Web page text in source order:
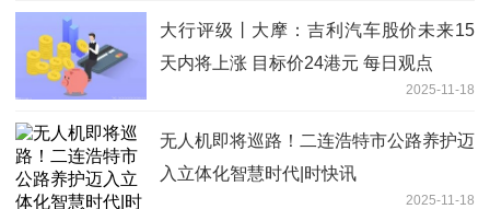
大行评级丨大摩：吉利汽车股价未来15
天内将上涨 目标价24港元 每日观点
2025-11-18
无人机即将巡路！二连浩特市公路养护迈
入立体化智慧时代|时快讯
2025-11-18